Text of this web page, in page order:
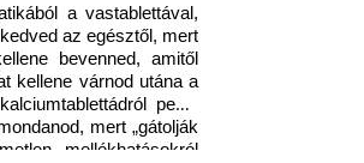
a vastablettával,
az egésztől, mert
bevenned, amitől
kellene várnod utána a
pedig
mert „gátolják
mellékhatásokról